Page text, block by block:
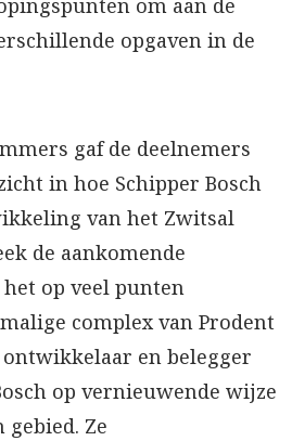
om aan de
opgaven in de
gaf de deelnemers
in hoe Schipper Bosch
van het Zwitsal
de aankomende
op veel punten
complex van Prodent
en belegger
op vernieuwende wijze
Ze